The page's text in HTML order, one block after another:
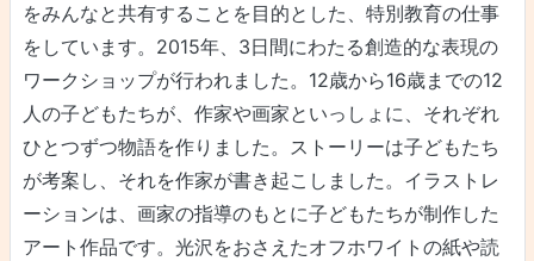
をみんなと共有することを目的とした、特別教育の仕事
をしています。2015年、3日間にわたる創造的な表現の
ワークショップが行われました。12歳から16歳までの12
人の子どもたちが、作家や画家といっしょに、それぞれ
ひとつずつ物語を作りました。ストーリーは子どもたち
が考案し、それを作家が書き起こしました。イラストレ
ーションは、画家の指導のもとに子どもたちが制作した
アート作品です。光沢をおさえたオフホワイトの紙や読